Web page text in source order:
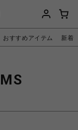
おすすめアイテム 新着